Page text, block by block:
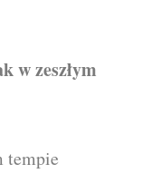
w zeszłym
tempie